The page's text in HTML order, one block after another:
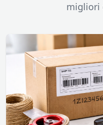
migliori